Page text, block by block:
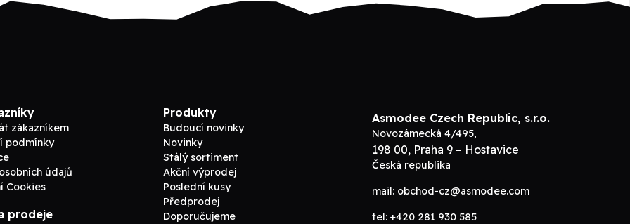
zákazníkem
podmínky
údajů
Cookies
prodeje
Produkty
Budoucí novinky
Novinky
Stálý sortiment
Akční výprodej
Poslední kusy
Předprodej
Doporučujeme
Asmodee Czech Republic, s.r.o.
Novozámecká 4/495,
198 00, Praha 9 – Hostavice
Česká republika
mail: obchod-cz@asmodee.com
tel: +420 281 930 585